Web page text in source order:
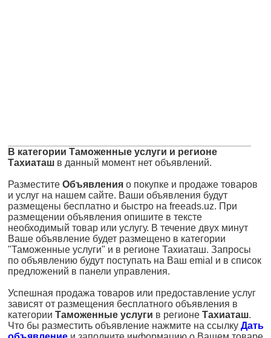
В категории Таможенные услуги и регионе
Тахиаташ в данный момент нет объявлений.
Разместите Объявления о покупке и продаже товаров
и услуг на нашем сайте. Ваши объявления будут
размещены бесплатно и быстро на freeads.uz. При
размещении объявления опишите в тексте
необходимый товар или услугу. В течение двух минут
Ваше объявление будет размещено в категории
"Таможенные услуги" и в регионе Тахиаташ. Запросы
по объявлению будут поступать на Ваш emial и в список
предложений в панели управления.
Успешная продажа товаров или предоставление услуг
зависят от размещения бесплатного объявления в
категории Таможенные услуги в регионе Тахиаташ.
Что бы разместить объявление нажмите на ссылку Дать